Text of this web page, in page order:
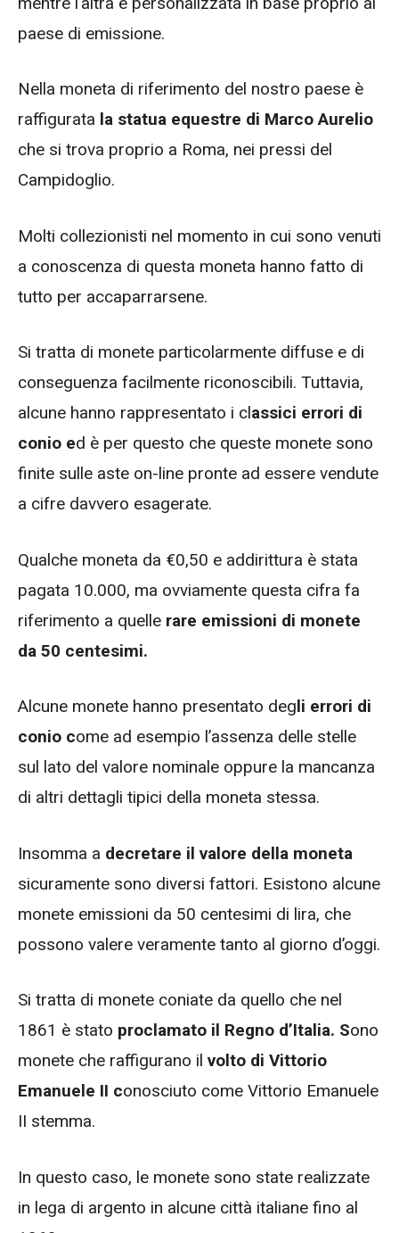
paese di emissione.
Nella moneta di riferimento del nostro paese è
raffigurata la statua equestre di Marco Aurelio
che si trova proprio a Roma, nei pressi del
Campidoglio.
Molti collezionisti nel momento in cui sono venuti
a conoscenza di questa moneta hanno fatto di
tutto per accaparrarsene.
Si tratta di monete particolarmente diffuse e di
conseguenza facilmente riconoscibili. Tuttavia,
alcune hanno rappresentato i classici errori di
conio ed è per questo che queste monete sono
finite sulle aste on-line pronte ad essere vendute
a cifre davvero esagerate.
Qualche moneta da €0,50 e addirittura è stata
pagata 10.000, ma ovviamente questa cifra fa
riferimento a quelle rare emissioni di monete
da 50 centesimi.
Alcune monete hanno presentato degli errori di
conio come ad esempio l’assenza delle stelle
sul lato del valore nominale oppure la mancanza
di altri dettagli tipici della moneta stessa.
Insomma a decretare il valore della moneta
sicuramente sono diversi fattori. Esistono alcune
monete emissioni da 50 centesimi di lira, che
possono valere veramente tanto al giorno d’oggi.
Si tratta di monete coniate da quello che nel
1861 è stato proclamato il Regno d’Italia. Sono
monete che raffigurano il volto di Vittorio
Emanuele II conosciuto come Vittorio Emanuele
II stemma.
In questo caso, le monete sono state realizzate
in lega di argento in alcune città italiane fino al